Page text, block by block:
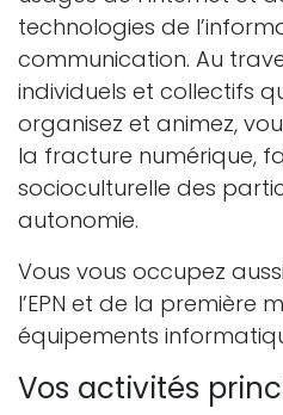
technologies de
communication. Au
individuels et collectifs
organisez et animez,
la fracture numérique,
socioculturelle des
autonomie.
Vous vous occupez
l’EPN et de la première
équipements
Vos activités